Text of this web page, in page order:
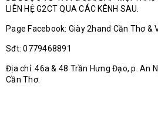
LIÊN HỆ G2CT QUA CÁC KÊNH SAU.
Page Facebook: Giày 2hand Cần Thơ &
Sđt: 0779468891
Địa chỉ: 46a & 48 Trần Hưng Đạo, p. An
Cần Thơ.